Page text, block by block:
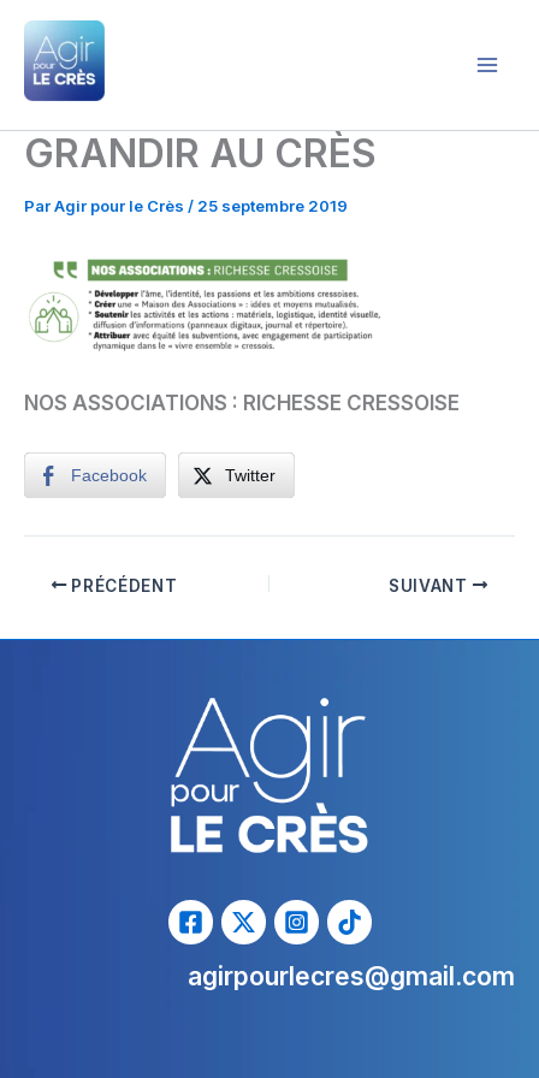
Aller
contenu
GRANDIR AU CRÈS
ParAgir pour le Crès / 25 septembre 2019
NOS ASSOCIATIONS : RICHESSE CRESSOISE
Facebook Twitter
PRÉCÉDENT SUIVANT
agirpourlecres@gmail.com